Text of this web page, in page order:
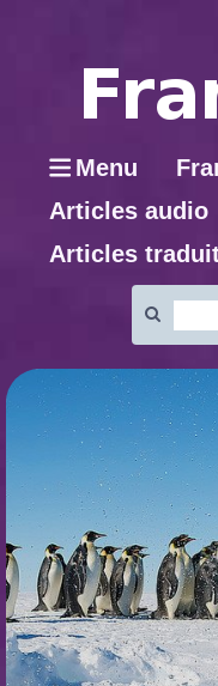
Menu
Articles audio
Articles
: